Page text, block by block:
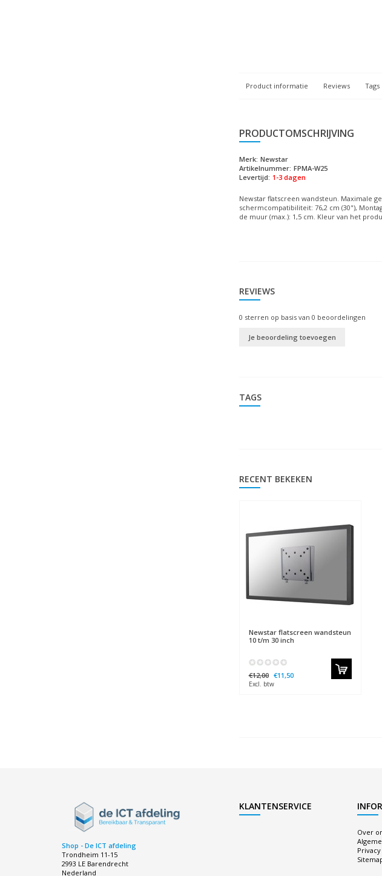
Product informatie Reviews Tags
PRODUCTOMSCHRIJVING
Merk: Newstar
Artikelnummer: FPMA-W25
Levertijd: 1-3 dagen
Newstar flatscreen wandsteun. Maximale
schermcompatibiliteit: 76,2 cm (30"),
de muur (max.): 1,5 cm. Kleur van het
REVIEWS
0 sterren op basis van 0 beoordelingen
Je beoordeling toevoegen
TAGS
RECENT BEKEKEN
Newstarflatscreen wandsteun
10 t/m 30 inch
€12,00 €11,50
Excl. btw
Shop - De ICT afdeling
Trondheim 11-15
2993 LE Barendrecht
Nederland
KLANTENSERVICE
Over